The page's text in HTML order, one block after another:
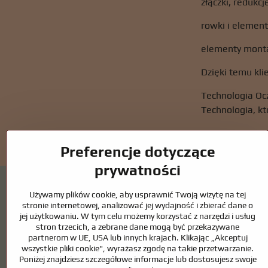
rowki i
elementy
Dzięki temu
Technologia
Technologia,
Oczka wodne i akcesoria dla koni –
Oczka wodne stanowią piękny dodatek do każdego ogrodu i
Preferencje dotyczące
prywatności
Używamy plików cookie, aby usprawnić Twoją wizytę na tej
stronie internetowej, analizować jej wydajność i zbierać dane o
jej użytkowaniu. W tym celu możemy korzystać z narzędzi i usług
stron trzecich, a zebrane dane mogą być przekazywane
partnerom w UE, USA lub innych krajach. Klikając „Akceptuj
wszystkie pliki cookie", wyrażasz zgodę na takie przetwarzanie.
Poniżej znajdziesz szczegółowe informacje lub dostosujesz swoje